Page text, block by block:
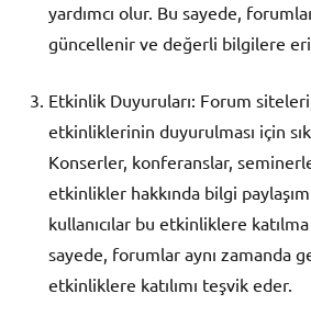
yardımcı olur. Bu sayede,
güncellenir ve değerli bilgilere
Etkinlik Duyuruları: Forum
etkinliklerinin duyurulması için
Konserler, konferanslar,
etkinlikler hakkında bilgi
kullanıcılar bu etkinliklere
sayede, forumlar aynı zamanda
etkinliklere katılımı teşvik eder.